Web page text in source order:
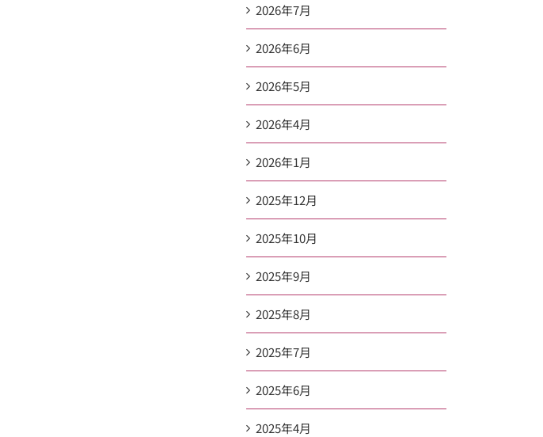
2026年7月
2026年6月
2026年5月
2026年4月
2026年1月
2025年12月
2025年10月
2025年9月
2025年8月
2025年7月
2025年6月
2025年4月